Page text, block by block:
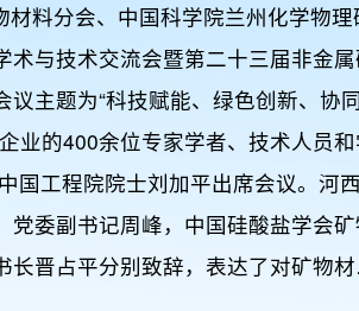
料分会、中国科学院兰州化学物理
与技术交流会暨第二十三届非金
主题为“科技赋能、绿色创新、协
业的400余位专家学者、技术人员
国工程院院士刘加平出席会议。河
委副书记周峰，中国硅酸盐学会
晋占平分别致辞，表达了对矿物